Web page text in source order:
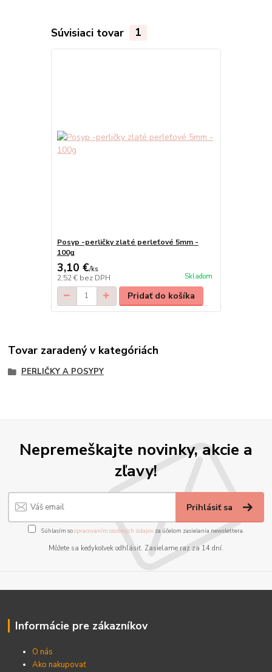
Súvisiaci tovar 1
Posyp -perličky zlaté perleťové 5mm -
100g
3,10 €/ks
2,52 € bez DPH Skladom
Pridať do košíka
Tovar zaradený v kategóriách
PERLIČKY A POSYPY
Nepremeškajte novinky, akcie a
zľavy!
Prihlásiť sa
Súhlasím sospracovaním osobných údajov za účelom zasielania newslettera.
Môžete sa kedykoľvek odhlásiť. Zasielame raz za 14 dní.
Informácie pre zákazníkov
O nás
Ako nakupovať